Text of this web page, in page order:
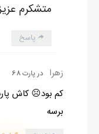
متشکرم
پاسخ
زهرا در پارت 68
کم بود☹️ کاش
برسه